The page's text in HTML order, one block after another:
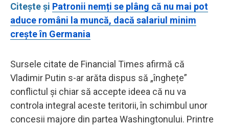
Citește și Patronii nemți se plâng că nu mai pot
aduce români la muncă, dacă salariul minim
crește în Germania
Sursele citate de Financial Times afirmă că
Vladimir Putin s-ar arăta dispus să „înghețe”
conflictul și chiar să accepte ideea că nu va
controla integral aceste teritorii, în schimbul unor
concesii majore din partea Washingtonului. Printre